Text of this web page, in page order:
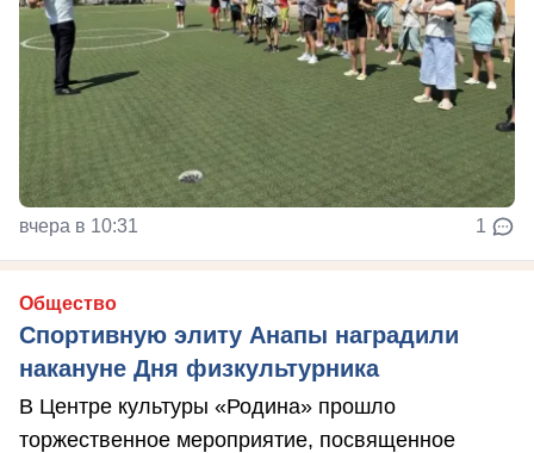
вчера в 10:31 1
Общество
Спортивную элиту Анапы наградили
накануне Дня физкультурника
В Центре культуры «Родина» прошло
торжественное мероприятие, посвященное